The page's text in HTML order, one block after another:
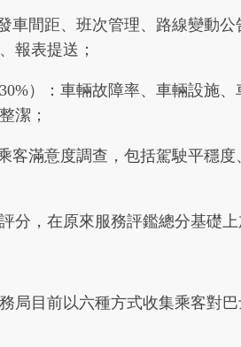
車間距、班次管理、路線變動
報表提送；
）：車輛故障率、車輛設施
潔；
客滿意度調查，包括駕駛平穩
分，在原來服務評鑑總分基礎上
局目前以六種方式收集乘客對巴